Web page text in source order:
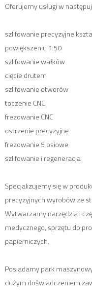
Oferujemy usługi w
szlifowanie precyzyjne
powiększeniu 1:50
szlifowanie wałków
cięcie drutem
szlifowanie otworów
toczenie CNC
frezowanie CNC
ostrzenie precyzyjne
frezowanie 5 osiowe
szlifowanie i regeneracja
Specjalizujemy się w
precyzyjnych wyrobów ze
Wytwarzamy narzędzia i
medycznego, sprzętu do
papierniczych.
Posiadamy park
dużym doświadczeniem